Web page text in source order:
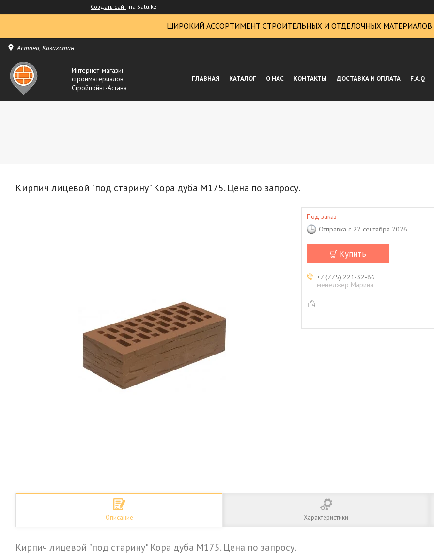
Создать сайт на Satu.kz
ШИРОКИЙ АССОРТИМЕНТ СТРОИТЕЛЬНЫХ И ОТДЕЛОЧНЫХ МАТЕРИАЛОВ
Астана, Казахстан
Интернет-магазин
стройматериалов
Стройпойнт-Астана
ГЛАВНАЯ КАТАЛОГ О НАС КОНТАКТЫ ДОСТАВКА И ОПЛАТА F.A.Q
Кирпич лицевой "под старину" Кора дуба М175. Цена по запросу.
Под заказ
Отправка с 22 сентября 2026
Купить
+7 (775) 221-32-86
менеджер Марина
Описание Характеристики
Кирпич лицевой "под старину" Кора дуба М175. Цена по запросу.